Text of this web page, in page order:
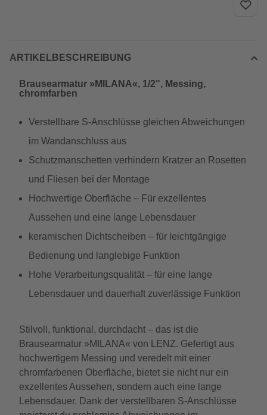
ARTIKELBESCHREIBUNG
Brausearmatur »MILANA«, 1/2", Messing,
chromfarben
Verstellbare S-Anschlüsse gleichen Abweichungen
im Wandanschluss aus
Schutzmanschetten verhindern Kratzer an Rosetten
und Fliesen bei der Montage
Hochwertige Oberfläche – Für exzellentes
Aussehen und eine lange Lebensdauer
keramischen Dichtscheiben – für leichtgängige
Bedienung und langlebige Funktion
Hohe Verarbeitungsqualität – für eine lange
Lebensdauer und dauerhaft zuverlässige Funktion
Stilvoll, funktional, durchdacht – das ist die
Brausearmatur »MILANA« von LENZ. Gefertigt aus
hochwertigem Messing und veredelt mit einer
chromfarbenen Oberfläche, bietet sie nicht nur ein
exzellentes Aussehen, sondern auch eine lange
Lebensdauer. Dank der verstellbaren S-Anschlüsse